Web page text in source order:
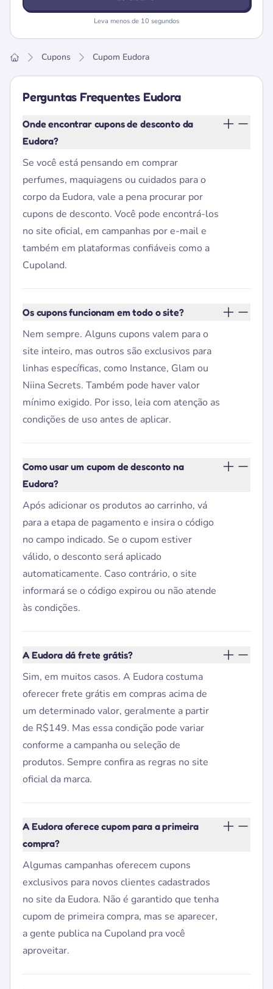
Leva menos de 10 segundos
Cupons Cupom Eudora
Perguntas Frequentes Eudora
Onde encontrar cupons de desconto da
Eudora?
Se você está pensando em comprar
perfumes, maquiagens ou cuidados para o
corpo da Eudora, vale a pena procurar por
cupons de desconto. Você pode encontrá-los
no site oficial, em campanhas por e-mail e
também em plataformas confiáveis como a
Cupoland.
Os cupons funcionam em todo o site?
Nem sempre. Alguns cupons valem para o
site inteiro, mas outros são exclusivos para
linhas específicas, como Instance, Glam ou
Niina Secrets. Também pode haver valor
mínimo exigido. Por isso, leia com atenção as
condições de uso antes de aplicar.
Como usar um cupom de desconto na
Eudora?
Após adicionar os produtos ao carrinho, vá
para a etapa de pagamento e insira o código
no campo indicado. Se o cupom estiver
válido, o desconto será aplicado
automaticamente. Caso contrário, o site
informará se o código expirou ou não atende
às condições.
A Eudora dá frete grátis?
Sim, em muitos casos. A Eudora costuma
oferecer frete grátis em compras acima de
um determinado valor, geralmente a partir
de R$149. Mas essa condição pode variar
conforme a campanha ou seleção de
produtos. Sempre confira as regras no site
oficial da marca.
A Eudora oferece cupom para a primeira
compra?
Algumas campanhas oferecem cupons
exclusivos para novos clientes cadastrados
no site da Eudora. Não é garantido que tenha
cupom de primeira compra, mas se aparecer,
a gente publica na Cupoland pra você
aproveitar.